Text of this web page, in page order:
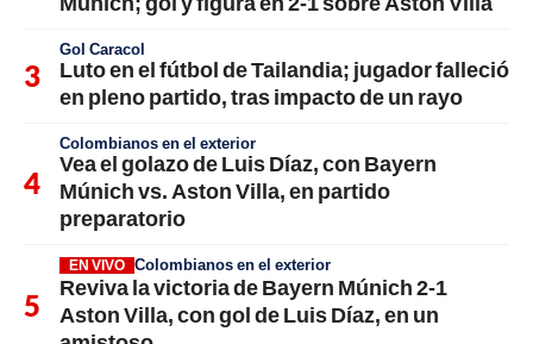
Gol Caracol
Luto en el fútbol de Tailandia; jugador falleció
en pleno partido, tras impacto de un rayo
Colombianos en el exterior
Vea el golazo de Luis Díaz, con Bayern
Múnich vs. Aston Villa, en partido
preparatorio
EN VIVO Colombianos en el exterior
Reviva la victoria de Bayern Múnich 2-1
Aston Villa, con gol de Luis Díaz, en un